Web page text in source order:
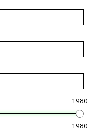
1980
1980